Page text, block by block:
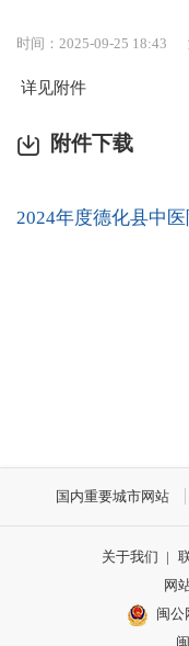
时间：2025-09-25 18:43
详见附件
附件下载
2024年度德化县中
国内重要城市网站
关于我们 |
网
闽公